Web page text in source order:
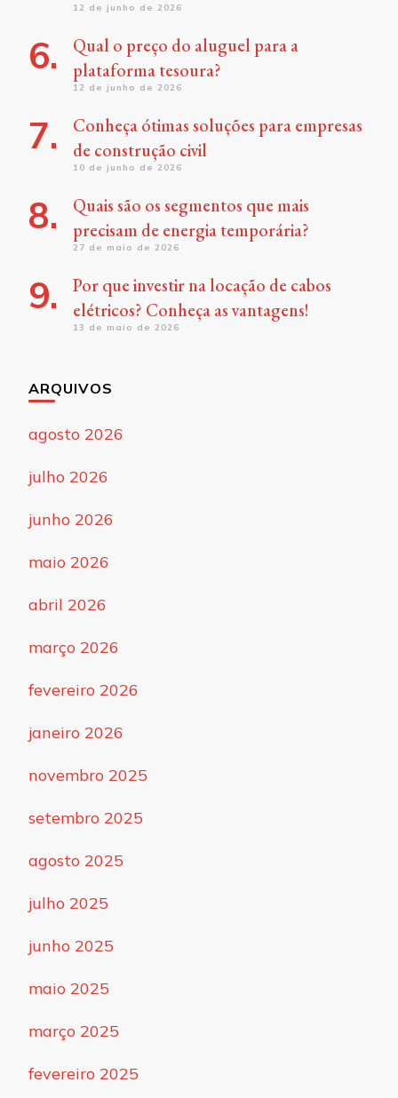
12 de junho de 2026
Qual o preço do aluguel para a
plataforma tesoura?
12 de junho de 2026
Conheça ótimas soluções para empresas
de construção civil
10 de junho de 2026
Quais são os segmentos que mais
precisam de energia temporária?
27 de maio de 2026
Por que investir na locação de cabos
elétricos? Conheça as vantagens!
13 de maio de 2026
ARQUIVOS
agosto 2026
julho 2026
junho 2026
maio 2026
abril 2026
março 2026
fevereiro 2026
janeiro 2026
novembro 2025
setembro 2025
agosto 2025
julho 2025
junho 2025
maio 2025
março 2025
fevereiro 2025